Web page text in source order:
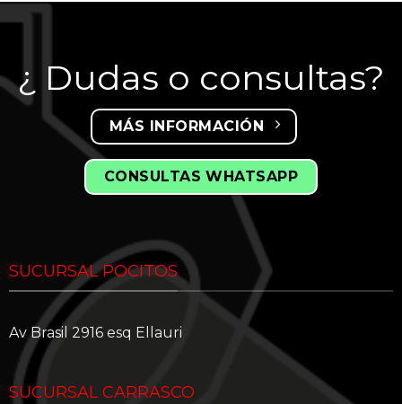
¿ Dudas o consultas?
MÁS INFORMACIÓN
CONSULTAS WHATSAPP
SUCURSAL POCITOS
Av Brasil 2916 esq Ellauri
SUCURSAL CARRASCO